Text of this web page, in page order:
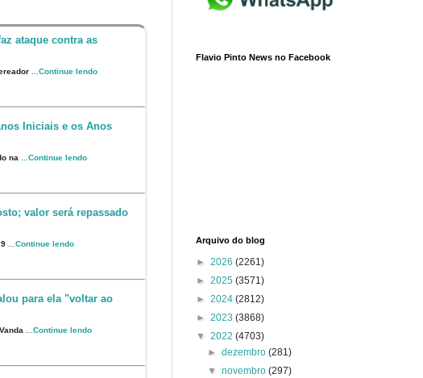
ataque contra as
...Continue lendo
Iniciais e os Anos
na ...Continue lendo
valor será repassado
...Continue lendo
para ela "voltar ao
...Continue lendo
Flavio Pinto News no Facebook
Arquivo do blog
► 2026 (2261)
► 2025 (3571)
► 2024 (2812)
► 2023 (3868)
▼ 2022 (4703)
►dezembro(281)
▼novembro(297)